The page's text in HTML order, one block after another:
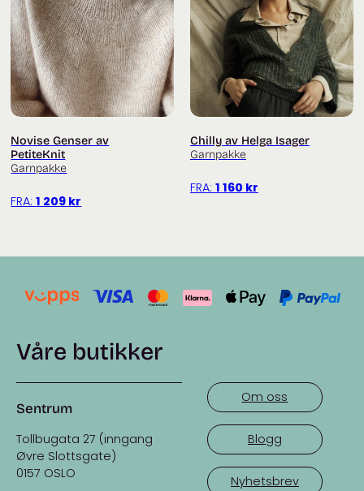
Du finner flere garnpakker fra PetiteKnither.
Novise Genser av
PetiteKnit
Garnpakke
FRA:1 209 kr
Chilly av Helga Isager
Garnpakke
FRA: 1 160 kr
Våre butikker
Sentrum
Tollbugata 27 (inngang
Øvre Slottsgate)
0157 OSLO
Om oss
Blogg
Nyhetsbrev